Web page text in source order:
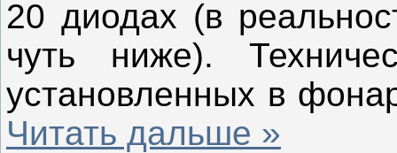
20 диодах (в
чуть ниже).
установленных в
Читать дальше »